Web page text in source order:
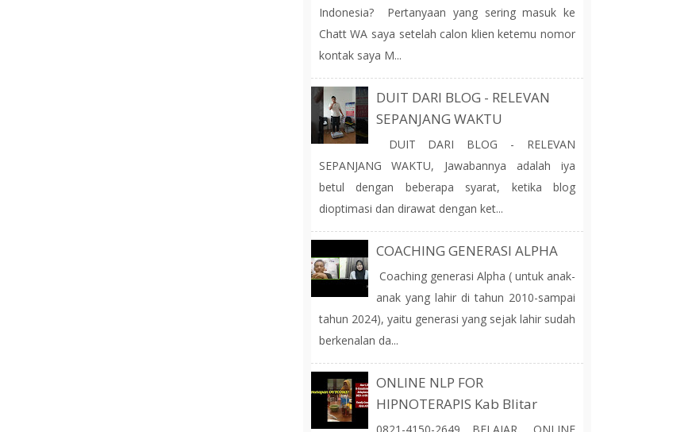
Indonesia? Pertanyaan yang sering masuk ke
Chatt WA saya setelah calon klien ketemu nomor
kontak saya M...
DUIT DARI BLOG - RELEVAN
SEPANJANG WAKTU
DUIT DARI BLOG - RELEVAN
SEPANJANG WAKTU, Jawabannya adalah iya
betul dengan beberapa syarat, ketika blog
dioptimasi dan dirawat dengan ket...
COACHING GENERASI ALPHA
Coaching generasi Alpha ( untuk anak-
anak yang lahir di tahun 2010-sampai
tahun 2024), yaitu generasi yang sejak lahir sudah
berkenalan da...
ONLINE NLP FOR
HIPNOTERAPIS Kab Blitar